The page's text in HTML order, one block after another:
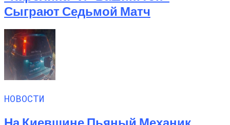
Сыграют Седьмой Матч
НОВОСТИ